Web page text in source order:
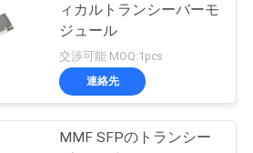
ィカルトランシーバーモ
ジュール
交渉可能 MOQ:1pcs
連絡先
MMF SFPのトランシー